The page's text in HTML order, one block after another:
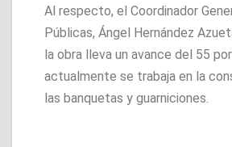
Al respecto, el Coordinador
Públicas, Ángel Hernández
la obra lleva un avance del 55
actualmente se trabaja en la
las banquetas y guarniciones.